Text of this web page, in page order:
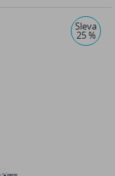
Sleva
25 %